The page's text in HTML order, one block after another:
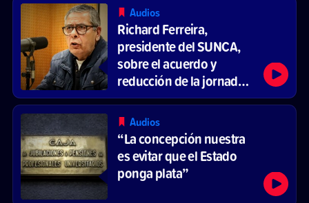
Audios
Richard Ferreira,
presidente del SUNCA,
sobre el acuerdo y
reducción de la jornada
laboral
Audios
“La concepción nuestra
es evitar que el Estado
ponga plata”